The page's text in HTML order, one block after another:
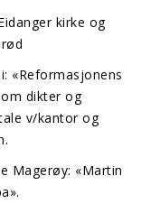
kirke og
«Reformasjonens
dikter og
v/kantor og
Magerøy: «Martin